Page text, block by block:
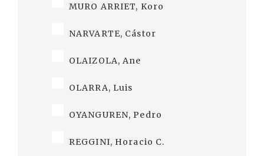
MURO ARRIET, Koro
NARVARTE, Cástor
OLAIZOLA, Ane
OLARRA, Luis
OYANGUREN, Pedro
REGGINI, Horacio C.